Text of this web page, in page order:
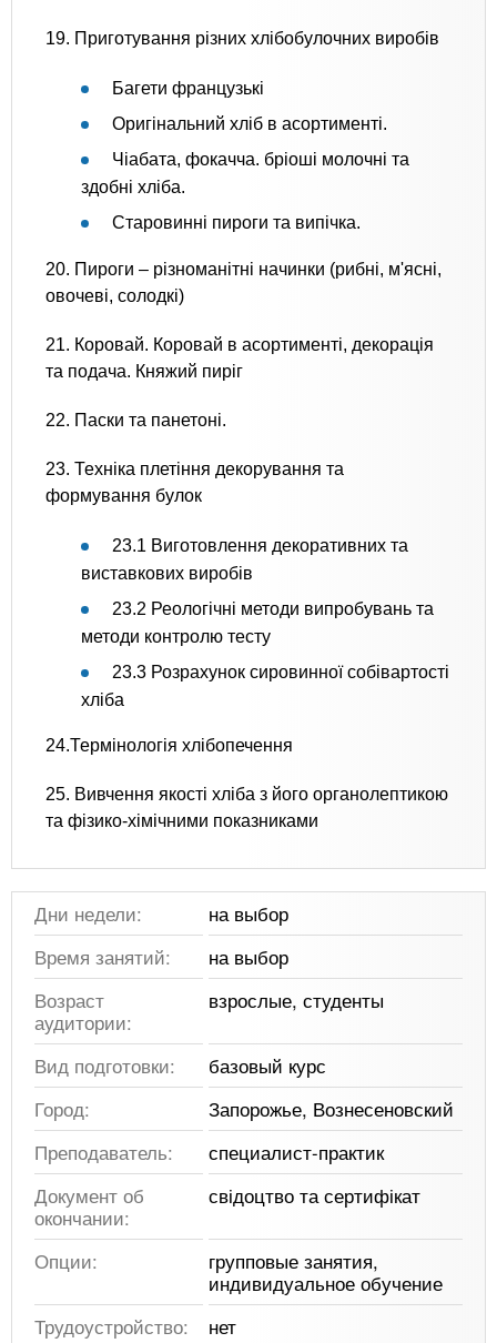
19. Приготування різних хлібобулочних виробів
Багети французькі
Оригінальний хліб в асортименті.
Чіабата, фокачча. бріоші молочні та
здобні хліба.
Старовинні пироги та випічка.
20. Пироги – різноманітні начинки (рибні, м'ясні,
овочеві, солодкі)
21. Коровай. Коровай в асортименті, декорація
та подача. Княжий пиріг
22. Паски та панетоні.
23. Техніка плетіння декорування та
формування булок
23.1 Виготовлення декоративних та
виставкових виробів
23.2 Реологічні методи випробувань та
методи контролю тесту
23.3 Розрахунок сировинної собівартості
хліба
24.Термінологія хлібопечення
25. Вивчення якості хліба з його органолептикою
та фізико-хімічними показниками
Дни недели:
на выбор
Время занятий:
на выбор
Возраст
аудитории:
взрослые, студенты
Вид подготовки:
базовый курс
Город:
Запорожье, Вознесеновский
Преподаватель:
специалист-практик
Документ об
окончании:
свідоцтво та сертифікат
Опции:
групповые занятия,
индивидуальное обучение
Трудоустройство:
нет